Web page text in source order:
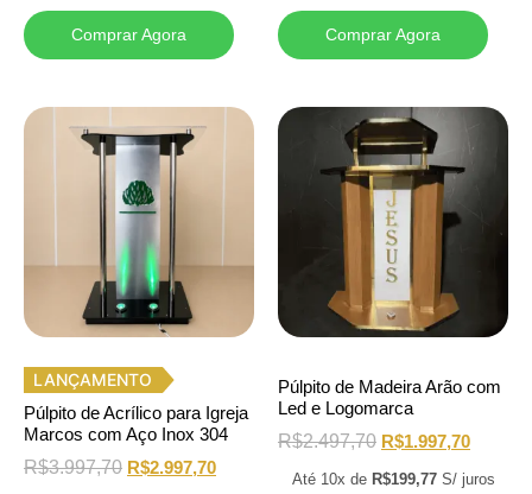
Comprar Agora Comprar Agora
LANÇAMENTO
Púlpito de Acrílico para Igreja
Marcos com Aço Inox 304
R$3.997,70 R$2.997,70
Púlpito de Madeira Arão com
Led e Logomarca
R$2.497,70 R$1.997,70
Até 10x de R$199,77 S/ juros